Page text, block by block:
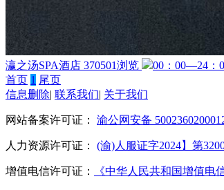
瀛之汤SPA酒店 370501浏览 00：00—24：
首页 1 尾页
信息删除| 联系我们| 关于我们
网站备案许可证： 渝公网安备
人力资源许可证： (渝)人服证字2024】第
增值电信许可证： 《中华人民共和国增值电